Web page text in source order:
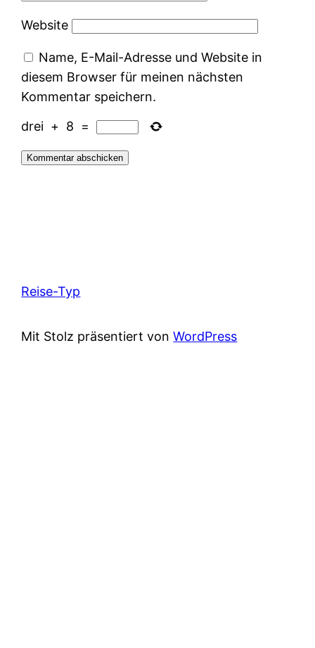
Website
Name, E-Mail-Adresse und Website in
diesem Browser für meinen nächsten
Kommentar speichern.
drei + 8 =
Reise-Typ
Mit Stolz präsentiert vonWordPress